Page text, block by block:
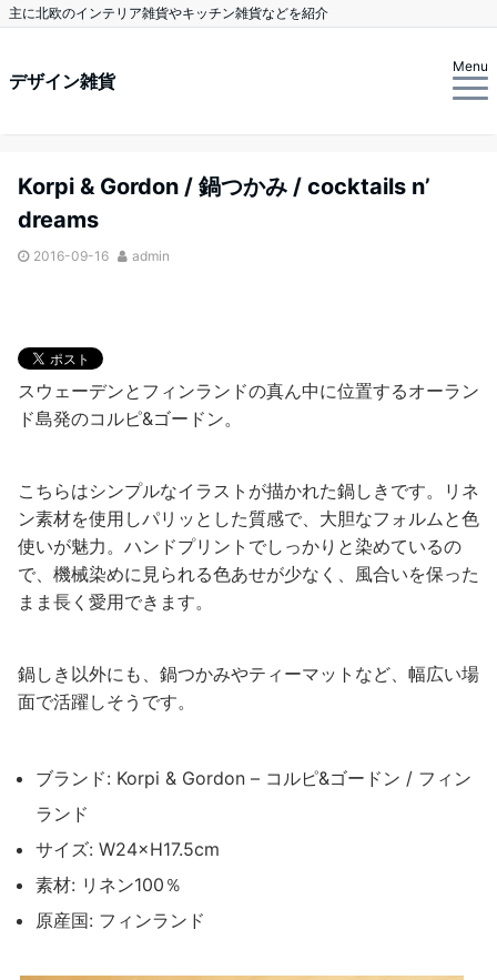
主に北欧のインテリア雑貨やキッチン雑貨などを紹介
デザイン雑貨
Menu
Korpi & Gordon / 鍋つかみ / cocktails n’
dreams
2016-09-16 admin
スウェーデンとフィンランドの真ん中に位置するオーラン
ド島発のコルピ&ゴードン。
こちらはシンプルなイラストが描かれた鍋しきです。リネ
ン素材を使用しパリッとした質感で、大胆なフォルムと色
使いが魅力。ハンドプリントでしっかりと染めているの
で、機械染めに見られる色あせが少なく、風合いを保った
まま長く愛用できます。
鍋しき以外にも、鍋つかみやティーマットなど、幅広い場
面で活躍しそうです。
ブランド: Korpi & Gordon – コルピ&ゴードン / フィン
ランド
サイズ: W24×H17.5cm
素材: リネン100％
原産国: フィンランド